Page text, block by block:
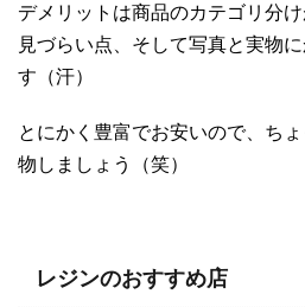
デメリットは商品のカテゴリ分
見づらい点、そして写真と実物
す（汗）
とにかく豊富でお安いので、ち
物しましょう（笑）
レジンのおすすめ店